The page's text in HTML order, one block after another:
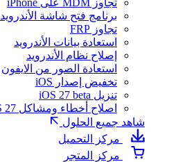
تجاوز MDM على iPhone
برنامج فتح شاشة الأندرويد
تجاوز FRP
استعادة بيانات الأندرويد
إصلاح نظام الأندرويد
استعادة الصور من الايفون
تخفيض إصدار iOS
تنزيل iOS 27 beta
اصلاح أخطاء ومشاكل iOS 27
شاهد جميع الحلول
مركز التحميل
مركز المتجر